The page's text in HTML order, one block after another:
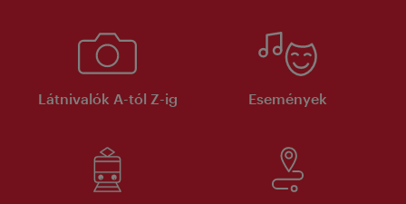
Látnivalók A-tól Z-ig Események